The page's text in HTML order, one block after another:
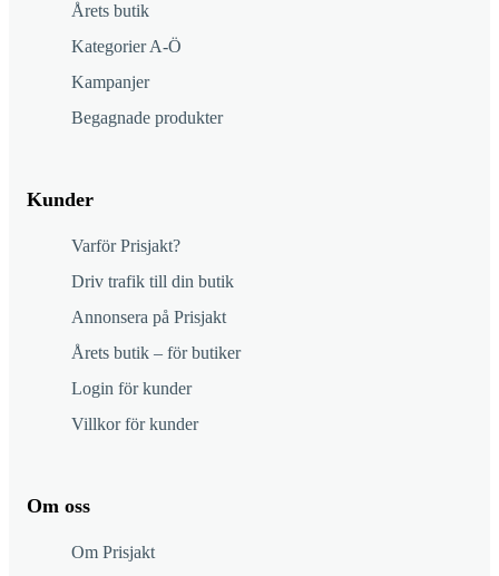
Årets butik
Kategorier A-Ö
Kampanjer
Begagnade produkter
Kunder
Varför Prisjakt?
Driv trafik till din butik
Annonsera på Prisjakt
Årets butik – för butiker
Login för kunder
Villkor för kunder
Om oss
Om Prisjakt